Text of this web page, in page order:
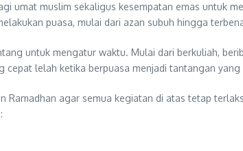
umat muslim sekaligus kesempatan emas untuk
puasa, mulai dari azan subuh hingga
untuk mengatur waktu. Mulai dari berkuliah,
lelah ketika berpuasa menjadi tantangan yang
agar semua kegiatan di atas tetap